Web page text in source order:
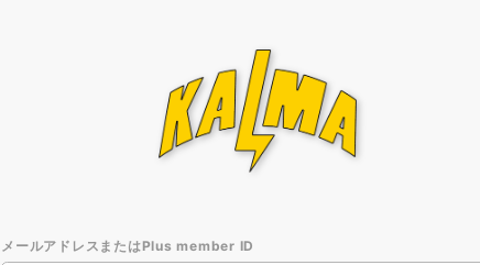
メールアドレスまたはPlus member ID